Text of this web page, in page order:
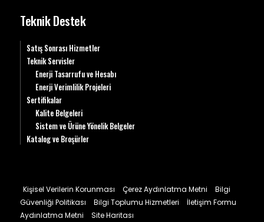
Teknik Destek
Satış Sonrası Hizmetler
Teknik Servisler
Enerji Tasarrufu ve Hesabı
Enerji Verimlilik Projeleri
Sertifikalar
Kalite Belgeleri
Sistem ve Ürüne Yönelik Belgeler
Katalog ve Broşürler
Kişisel Verilerin Korunması Çerez Aydınlatma Metni
Bilgi
Güvenliği Politikası
Bilgi Toplumu Hizmetleri
İletişim Formu
Aydınlatma Metni
Site Haritası